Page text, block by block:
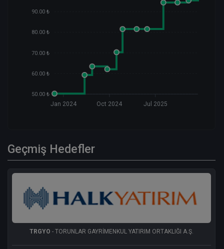
90.00 ₺
80.00 ₺
70.00 ₺
60.00 ₺
50.00 ₺
Jan 2024 Oct 2024 Jul 2025
Geçmiş Hedefler
TRGYO - TORUNLAR GAYRİMENKUL YATIRIM ORTAKLIĞI A.Ş.